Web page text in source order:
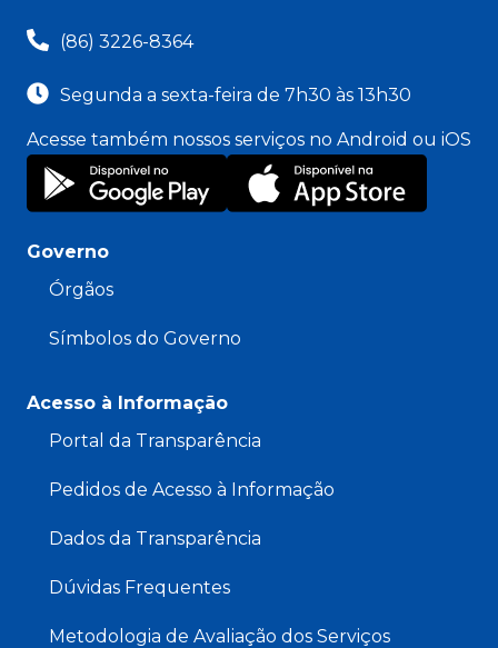
(86) 3226-8364
Segunda a sexta-feira de 7h30 às 13h30
Acesse também nossos serviços no Android ou iOS
Governo
Órgãos
Símbolos do Governo
Acesso à Informação
Portal da Transparência
Pedidos de Acesso à Informação
Dados da Transparência
Dúvidas Frequentes
Metodologia de Avaliação dos Serviços